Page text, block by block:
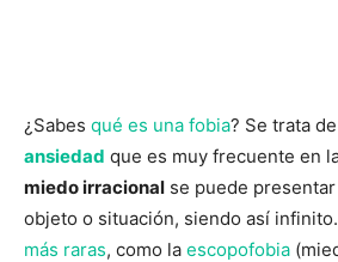
¿Sabes qué es una fobia? Se trata
ansiedad que es muy frecuente en
miedo irracional se puede
objeto o situación, siendo así
más raras, como la escopofobia